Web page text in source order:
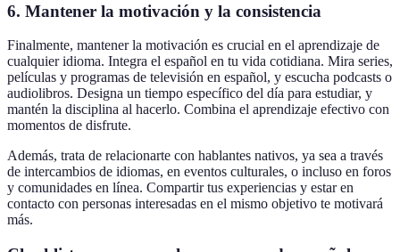
6. Mantener la motivación y la consistencia
Finalmente, mantener la motivación es crucial en el aprendizaje de
cualquier idioma. Integra el español en tu vida cotidiana. Mira series,
películas y programas de televisión en español, y escucha podcasts o
audiolibros. Designa un tiempo específico del día para estudiar, y
mantén la disciplina al hacerlo. Combina el aprendizaje efectivo con
momentos de disfrute.
Además, trata de relacionarte con hablantes nativos, ya sea a través
de intercambios de idiomas, en eventos culturales, o incluso en foros
y comunidades en línea. Compartir tus experiencias y estar en
contacto con personas interesadas en el mismo objetivo te motivará
más.